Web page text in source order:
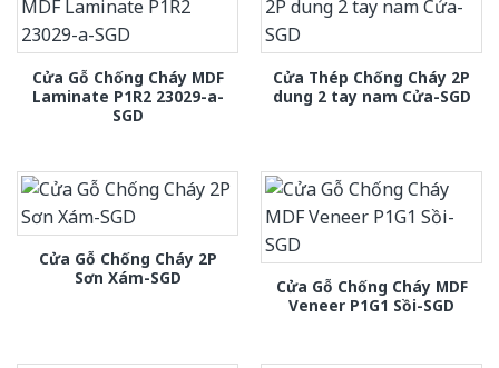
Cửa Gỗ Chống Cháy MDF
Laminate P1R2 23029-a-
SGD
Cửa Thép Chống Cháy 2P
dung 2 tay nam Cửa-SGD
Cửa Gỗ Chống Cháy 2P
Sơn Xám-SGD
Cửa Gỗ Chống Cháy MDF
Veneer P1G1 Sồi-SGD